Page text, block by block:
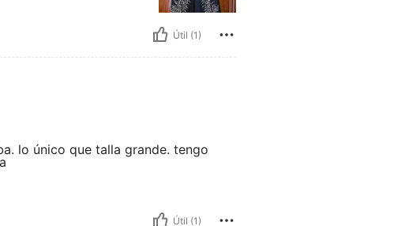
Útil (1)
lo único que talla grande. tengo
Útil (1)